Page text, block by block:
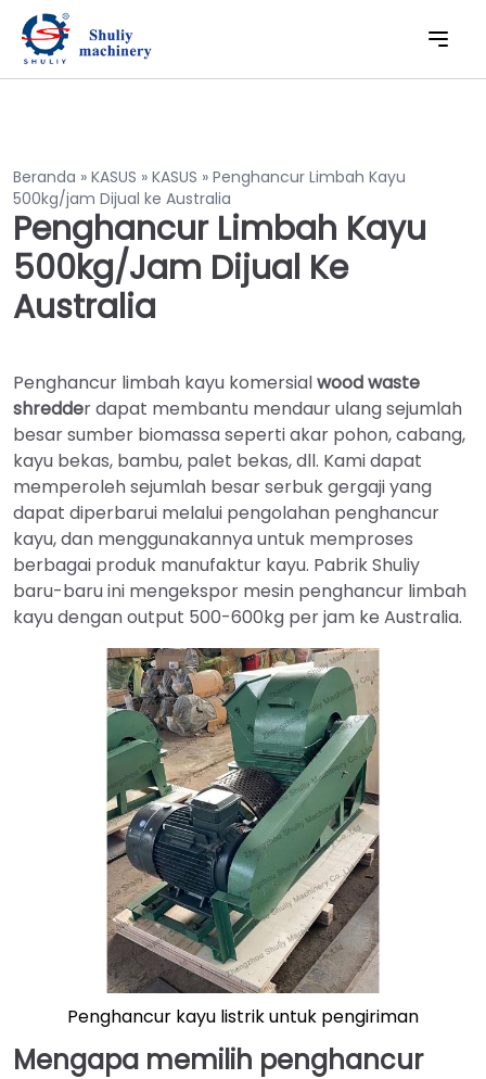
Beranda » KASUS » KASUS » Penghancur Limbah Kayu
500kg/jam Dijual ke Australia
Penghancur Limbah Kayu
500kg/jam Dijual Ke
Australia
Penghancur limbah kayu komersialwood waste
shredder dapat membantu mendaur ulang sejumlah
besar sumber biomassa seperti akar pohon, cabang,
kayu bekas, bambu, palet bekas, dll. Kami dapat
memperoleh sejumlah besar serbuk gergaji yang
dapat diperbarui melalui pengolahan penghancur
kayu, dan menggunakannya untuk memproses
berbagai produk manufaktur kayu. Pabrik Shuliy
baru-baru ini mengekspor mesin penghancur limbah
kayu dengan output 500-600kg per jam ke Australia.
Penghancur kayu listrik untuk pengiriman
Mengapa memilih penghancur